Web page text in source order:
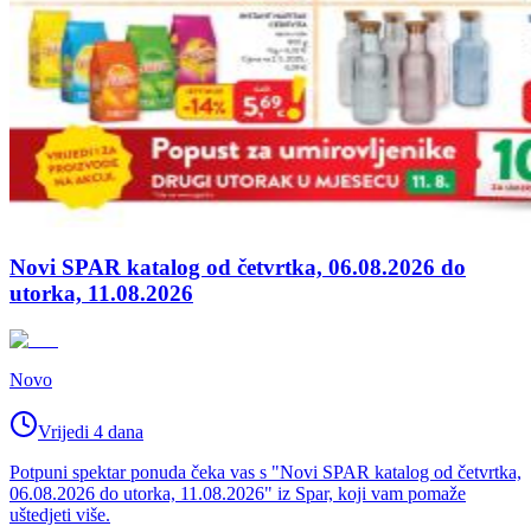
Novi SPAR katalog od četvrtka, 06.08.2026 do
utorka, 11.08.2026
Novo
Vrijedi 4 dana
Potpuni spektar ponuda čeka vas s "Novi SPAR katalog od četvrtka,
06.08.2026 do utorka, 11.08.2026" iz Spar, koji vam pomaže
uštedjeti više.